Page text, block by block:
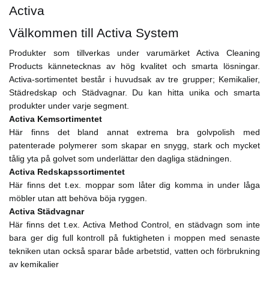
Activa
Välkommen till Activa System
Produkter som tillverkas under varumärket Activa Cleaning
Products kännetecknas av hög kvalitet och smarta lösningar.
Activa-sortimentet består i huvudsak av tre grupper; Kemikalier,
Städredskap och Städvagnar. Du kan hitta unika och smarta
produkter under varje segment.
Activa Kemsortimentet
Här finns det bland annat extrema bra golvpolish med
patenterade polymerer som skapar en snygg, stark och mycket
tålig yta på golvet som underlättar den dagliga städningen.
Activa Redskapssortimentet
Här finns det t.ex. moppar som låter dig komma in under låga
möbler utan att behöva böja ryggen.
Activa Städvagnar
Här finns det t.ex. Activa Method Control, en städvagn som inte
bara ger dig full kontroll på fuktigheten i moppen med senaste
tekniken utan också sparar både arbetstid, vatten och förbrukning
av kemikalier